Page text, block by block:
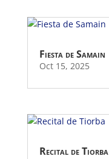
Fiesta de Samain
Oct 15, 2025
Recital de Tiorba